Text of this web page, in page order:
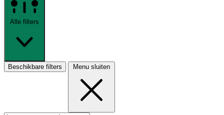
Alle filters
Beschikbare filters Menu sluiten